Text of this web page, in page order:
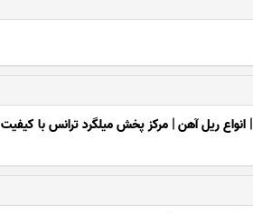
|انواع ریل آهن|مرکز پخش میلگرد ترانس با کیفیت